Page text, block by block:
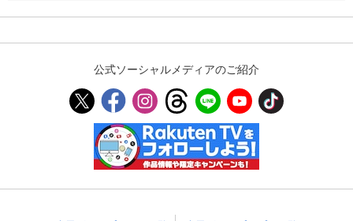
公式ソーシャルメディアのご紹介